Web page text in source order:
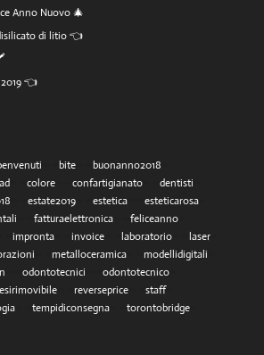
Anno Nuovo 🎄
di litio 👈
👈
bite
buonanno2018
colore confartigianato
dentisti
estate2019 estetica
esteticarosa
fatturaelettronica
feliceanno
impronta invoice laboratorio
laser
metalloceramica
modellidigitali
odontotecnici
odontotecnico
reverseprice
staff
tempidiconsegna
torontobridge